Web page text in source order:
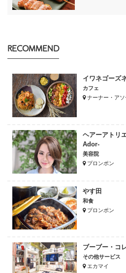
RECOMMEND
イワネゴーズ
カフェ
ナーナー・アソ
ヘアーアトリ
Ador-
美容院
プロンポン
やす田
和食
プロンポン
ブーブー・コ
その他サービス
エカマイ